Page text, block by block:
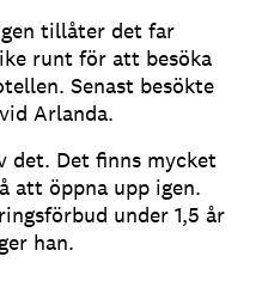
tillåter det far
runt för att besöka
Senast besökte
Arlanda.
det. Det finns mycket
att öppna upp igen.
under 1,5 år
han.